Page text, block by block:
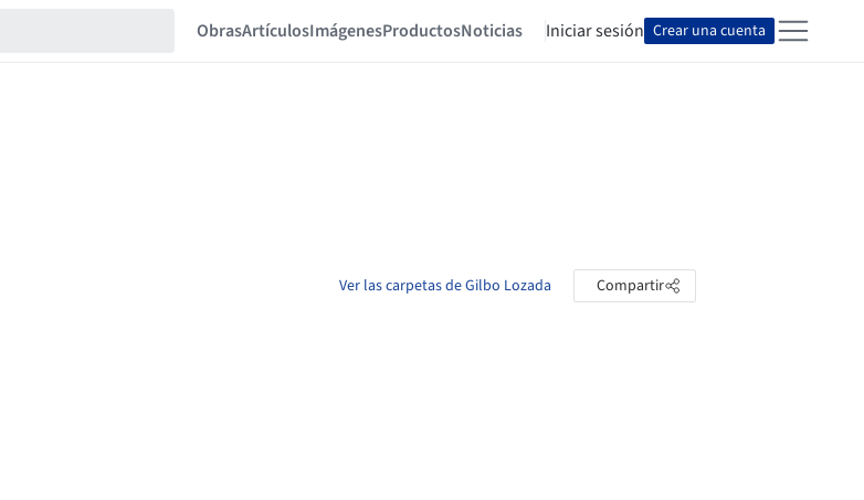
ObrasArtículosImágenesProductosNoticias Iniciar sesión Crear una cuenta
Ver las carpetas de Gilbo Lozada Compartir